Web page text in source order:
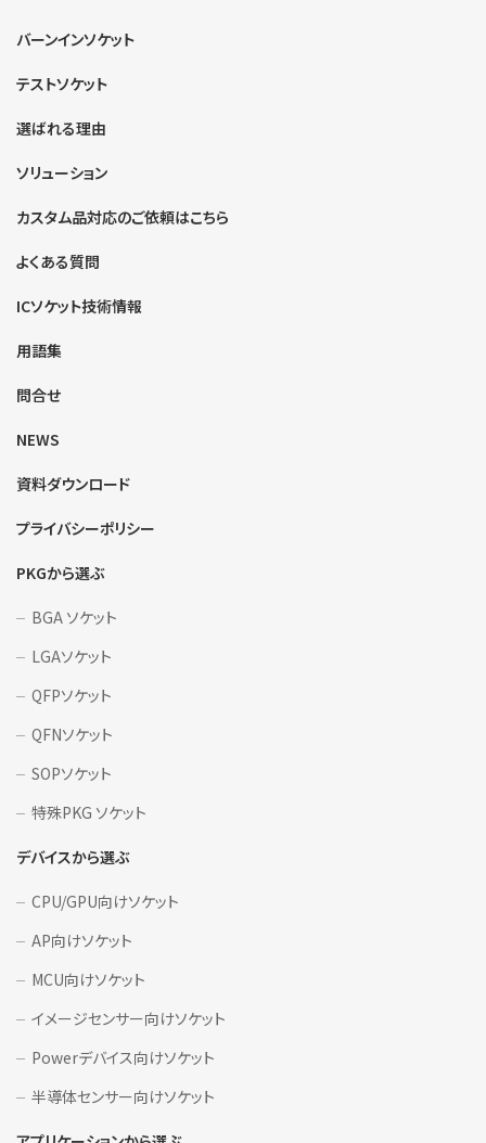
バーンインソケット
テストソケット
選ばれる理由
ソリューション
カスタム品対応のご依頼はこちら
よくある質問
ICソケット技術情報
用語集
問合せ
NEWS
資料ダウンロード
プライバシーポリシー
PKGから選ぶ
BGA ソケット
LGAソケット
QFPソケット
QFNソケット
SOPソケット
特殊PKG ソケット
デバイスから選ぶ
CPU/GPU向けソケット
AP向けソケット
MCU向けソケット
イメージセンサー向けソケット
Powerデバイス向けソケット
半導体センサー向けソケット